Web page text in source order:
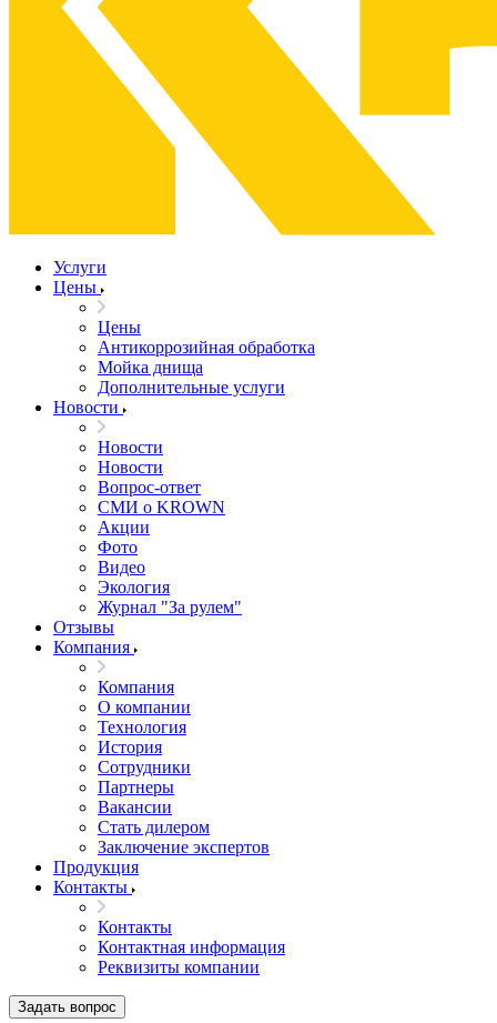
Услуги
Цены
Цены
Антикоррозийная обработка
Мойка днища
Дополнительные услуги
Новости
Новости
Новости
Вопрос-ответ
СМИ о KROWN
Акции
Фото
Видео
Экология
Журнал "За рулем"
Отзывы
Компания
Компания
О компании
Технология
История
Сотрудники
Партнеры
Вакансии
Стать дилером
Заключение экспертов
Продукция
Контакты
Контакты
Контактная информация
Реквизиты компании
Задать вопрос